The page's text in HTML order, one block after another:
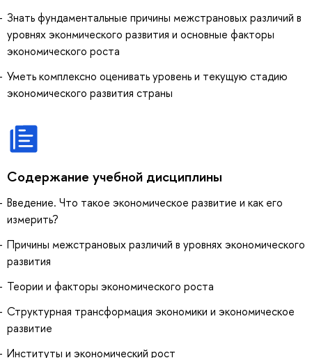
Знать фундаментальные причины межстрановых различий в
уровнях эконмического развития и основные факторы
экономического роста
Уметь комплексно оценивать уровень и текущую стадию
экономического развития страны
Содержание учебной дисциплины
Введение. Что такое экономическое развитие и как его
измерить?
Причины межстрановых различий в уровнях экономического
развития
Теории и факторы экономического роста
Структурная трансформация экономики и экономическое
развитие
Институты и экономический рост